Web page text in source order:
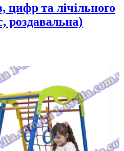
цифр та лічільного
роздавальна)